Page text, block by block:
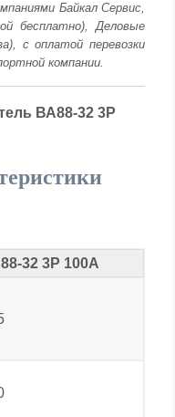
Байкал Сервис,
бесплатно), Деловые
с оплатой перевозки
компании.
ВА88-32 3Р
32 3Р 100А